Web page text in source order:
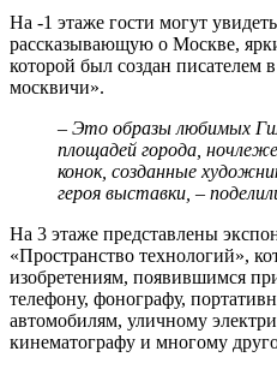
На -1 этаже гости могут
рассказывающую о Москве,
которой был создан писателем
москвичи».
– Это образы любимых
площадей города,
конок, созданные
героя выставки, –
На 3 этаже представлены
«Пространство технологий»,
изобретениям, появившимся
телефону, фонографу,
автомобилям, уличному
кинематографу и многому